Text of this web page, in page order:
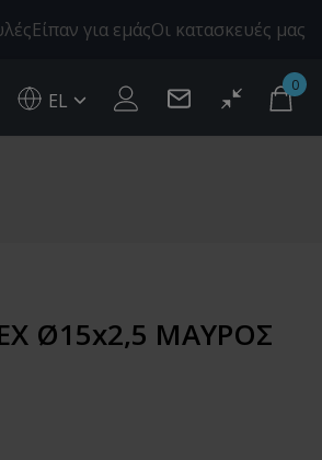
Είπαν για εμάςΟι κατασκευές μας
EL
(EL)
0
Ø15x2,5 ΜΑΥΡΟΣ